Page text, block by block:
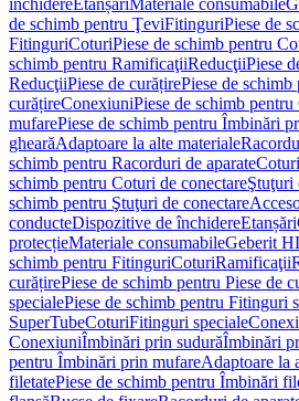
închidereEtanșăriMateriale consumabile
de schimb pentru ŢeviFitinguriPiese de
FitinguriCoturiPiese de schimb pentru
schimb pentru RamificaţiiReducţiiPiese
ReducţiiPiese de curățirePiese de schimb
curățireConexiuniPiese de schimb
mufarePiese de schimb pentru Îmbinări
ghearăAdaptoare la alte materiale
schimb pentru Racorduri de aparate
schimb pentru Coturi de conectareŞtuţuri
schimb pentru Ştuţuri de conectare
conducteDispozitive de închidereEtanșări
protecțieMateriale consumabileGeberit
schimb pentru FitinguriCoturiRamificaţii
curățirePiese de schimb pentru Piese de
specialePiese de schimb pentru Fitinguri
SuperTubeCoturiFitinguri speciale
ConexiuniÎmbinări prin sudurăÎmbinări
pentru Îmbinări prin mufareAdaptoare la
filetatePiese de schimb pentru Îmbinări